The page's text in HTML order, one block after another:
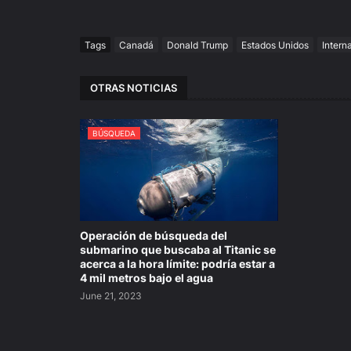
Tags Canadá Donald Trump Estados Unidos
OTRAS NOTICIAS
BÚSQUEDA
Operación de búsqueda del
submarino que buscaba al Titanic se
acerca a la hora límite: podría estar a
4 mil metros bajo el agua
June 21, 2023